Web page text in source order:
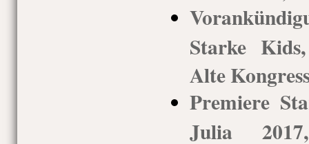
Starke
Alte
Premiere
Julia